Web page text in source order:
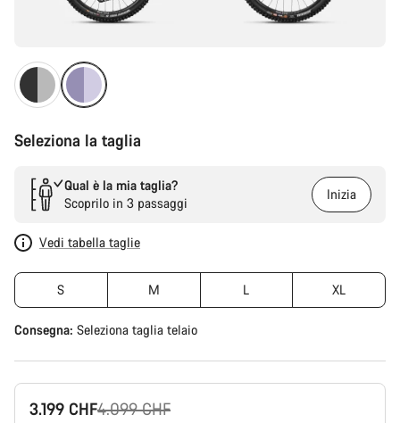
Seleziona la taglia
Qual è la mia taglia?
Scoprilo in 3 passaggi
Inizia
Vedi tabella taglie
S M L XL
Consegna: Seleziona taglia telaio
3.199 CHF
Prezzo
4.099 CHF